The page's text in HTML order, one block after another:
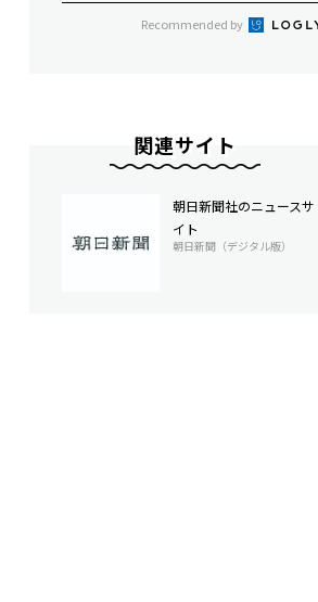
Recommended by
関連サイト
朝日新聞社のニュースサ
イト
朝日新聞（デジタル版）